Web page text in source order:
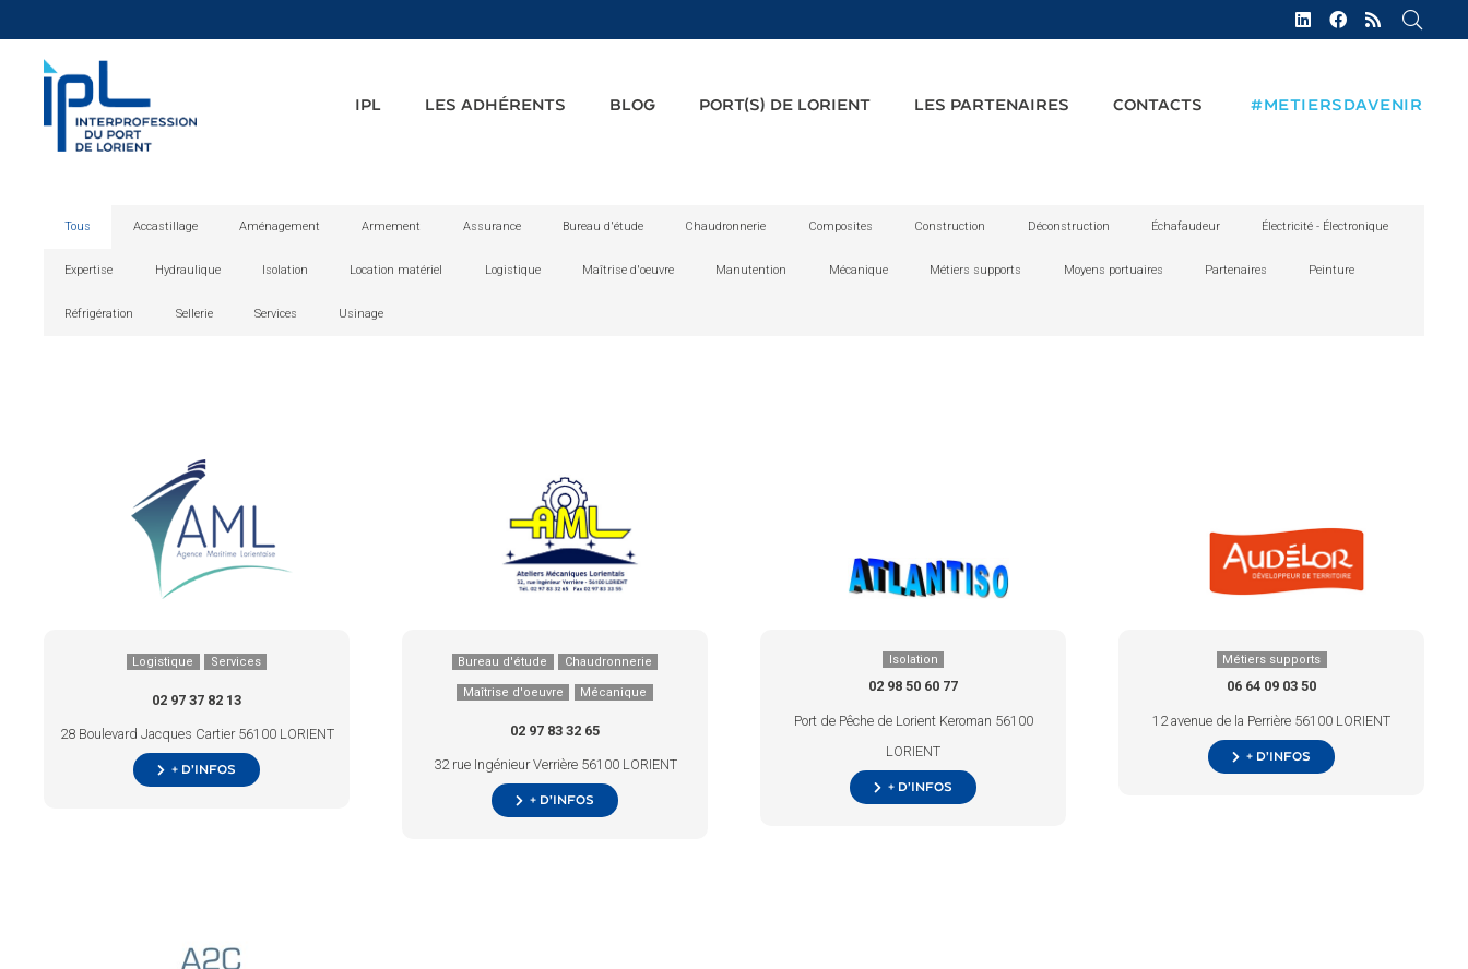
IPL LES ADHÉRENTS BLOG PORT(S) DE LORIENT LES PARTENAIRES CONTACTS #METIERSDAVENIR
Tous Accastillage Aménagement Armement Assurance Bureau d'étude Chaudronnerie Composites Construction Déconstruction Échafaudeur Électricité - Électronique
Expertise Hydraulique Isolation Location matériel Logistique Maîtrise d'oeuvre Manutention Mécanique Métiers supports Moyens portuaires Partenaires Peinture
Réfrigération Sellerie Services Usinage
Logistique Services
02 97 37 82 13
28 Boulevard Jacques Cartier 56100 LORIENT
+ d’infos
Bureau d'étude Chaudronnerie
Maîtrise d'oeuvre Mécanique
02 97 83 32 65
32 rue Ingénieur Verrière 56100 LORIENT
+ d’infos
Isolation
02 98 50 60 77
Port de Pêche de Lorient Keroman 56100
LORIENT
+ d’infos
Métiers supports
06 64 09 03 50
12 avenue de la Perrière 56100 LORIENT
+ d’infos